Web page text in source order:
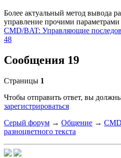
Более актуальный метод вывода
управление прочими
CMD/BAT: Управляющие
48
Сообщения 19
Страницы 1
Чтобы отправить ответ, вы
зарегистрироваться
Серый форум → Общение →
разноцветного текста